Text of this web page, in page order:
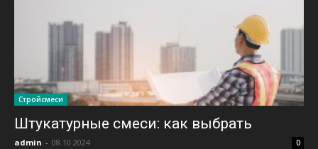
Стройсмеси
Штукатурные смеси: как выбрать
admin - 08.10.2024 0